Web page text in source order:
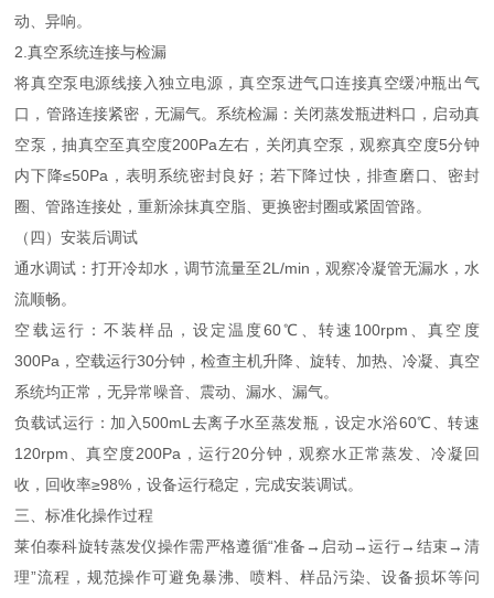
动、异响。
2.真空系统连接与检漏
将真空泵电源线接入独立电源，真空泵进气口连接真空缓冲瓶出气
口，管路连接紧密，无漏气。系统检漏：关闭蒸发瓶进料口，启动真
空泵，抽真空至真空度200Pa左右，关闭真空泵，观察真空度5分钟
内下降≤50Pa，表明系统密封良好；若下降过快，排查磨口、密封
圈、管路连接处，重新涂抹真空脂、更换密封圈或紧固管路。
（四）安装后调试
通水调试：打开冷却水，调节流量至2L/min，观察冷凝管无漏水，水
流顺畅。
空载运行：不装样品，设定温度60℃、转速100rpm、真空度
300Pa，空载运行30分钟，检查主机升降、旋转、加热、冷凝、真空
系统均正常，无异常噪音、震动、漏水、漏气。
负载试运行：加入500mL去离子水至蒸发瓶，设定水浴60℃、转速
120rpm、真空度200Pa，运行20分钟，观察水正常蒸发、冷凝回
收，回收率≥98%，设备运行稳定，完成安装调试。
三、标准化操作过程
莱伯泰科旋转蒸发仪操作需严格遵循“准备→启动→运行→结束→清
理”流程，规范操作可避免暴沸、喷料、样品污染、设备损坏等问